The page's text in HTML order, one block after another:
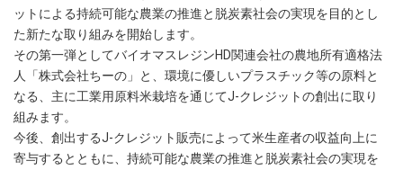
ットによる持続可能な農業の推進と脱炭素社会の実現を目的とし
た新たな取り組みを開始します。
その第一弾としてバイオマスレジンHD関連会社の農地所有適格法
人「株式会社ちーの」と、環境に優しいプラスチック等の原料と
なる、主に工業用原料米栽培を通じてJ-クレジットの創出に取り
組みます。
今後、創出するJ-クレジット販売によって米生産者の収益向上に
寄与するとともに、持続可能な農業の推進と脱炭素社会の実現を